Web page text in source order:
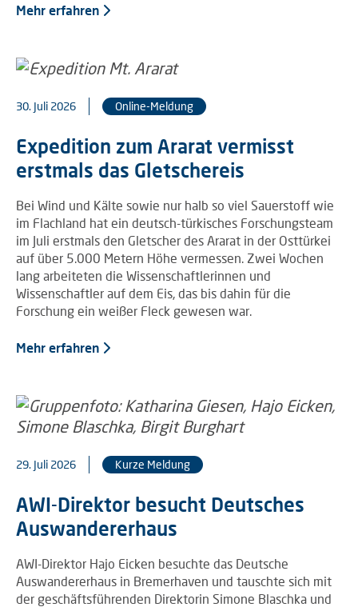
Mehr erfahren
30. Juli 2026 Online-Meldung
Expedition zum Ararat vermisst
erstmals das Gletschereis
Bei Wind und Kälte sowie nur halb so viel Sauerstoff wie
im Flachland hat ein deutsch-türkisches Forschungsteam
im Juli erstmals den Gletscher des Ararat in der Osttürkei
auf über 5.000 Metern Höhe vermessen. Zwei Wochen
lang arbeiteten die Wissenschaftlerinnen und
Wissenschaftler auf dem Eis, das bis dahin für die
Forschung ein weißer Fleck gewesen war.
Mehr erfahren
29. Juli 2026 Kurze Meldung
AWI-Direktor besucht Deutsches
Auswandererhaus
AWI-Direktor Hajo Eicken besuchte das Deutsche
Auswandererhaus in Bremerhaven und tauschte sich mit
der geschäftsführenden Direktorin Simone Blaschka und